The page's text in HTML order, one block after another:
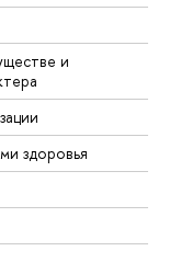
и
здоровья